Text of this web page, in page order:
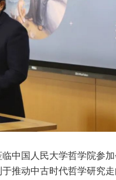
中国人民大学哲学院参
推动中古时代哲学研究